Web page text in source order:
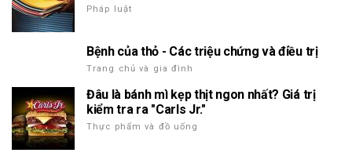
Pháp luật
Bệnh của thỏ - Các triệu chứng và điều trị
Trang chủ và gia đình
Đâu là bánh mì kẹp thịt ngon nhất? Giá trị
kiểm tra ra "Carls Jr."
Thực phẩm và đồ uống